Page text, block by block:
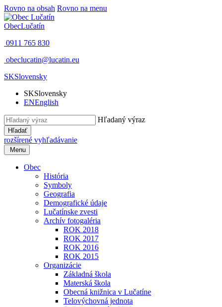
Rovno na obsah Rovno na menu
ObecLučatín
0911 765 830
obeclucatin@lucatin.eu
SKSlovensky
SKSlovensky
ENEnglish
Hľadaný výraz
Hľadať
rozšírené vyhľadávanie
Menu
Obec
História
Symboly
Geografia
Demografické údaje
Lučatínske zvesti
Archív fotogaléria
ROK 2018
ROK 2017
ROK 2016
ROK 2015
Organizácie
Základná škola
Materská škola
Obecná knižnica v Lučatíne
Telovýchovná jednota